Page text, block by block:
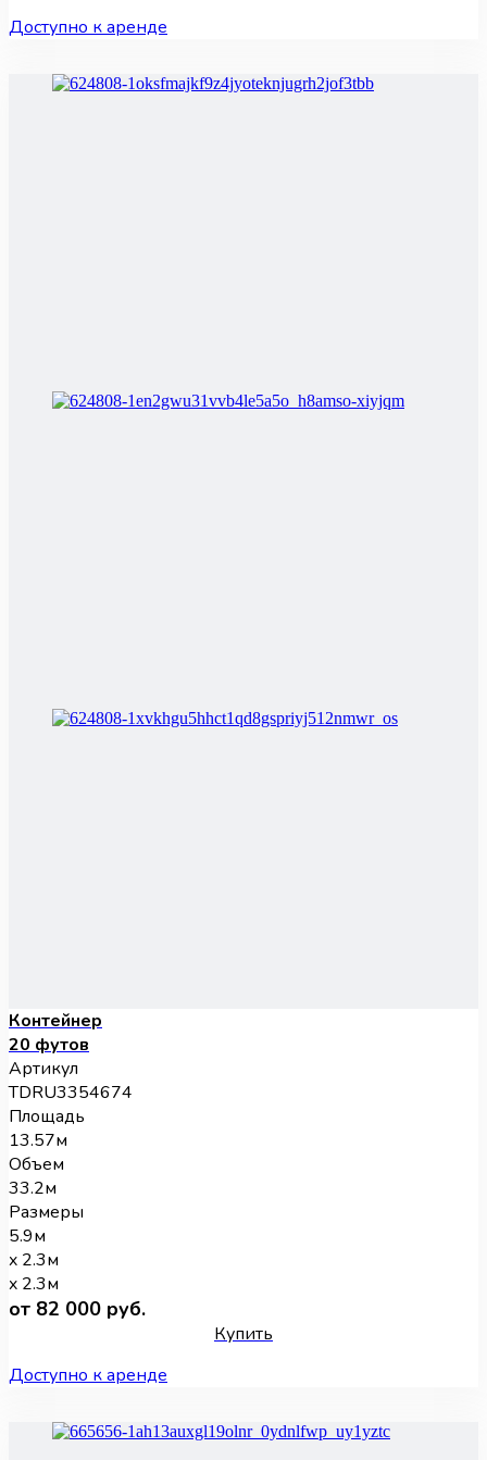
Доступно к аренде
Контейнер
20 футов
Артикул
TDRU3354674
Площадь
13.57м
Объем
33.2м
Размеры
5.9м
x 2.3м
x 2.3м
от 82 000 руб.
Купить
Доступно к аренде